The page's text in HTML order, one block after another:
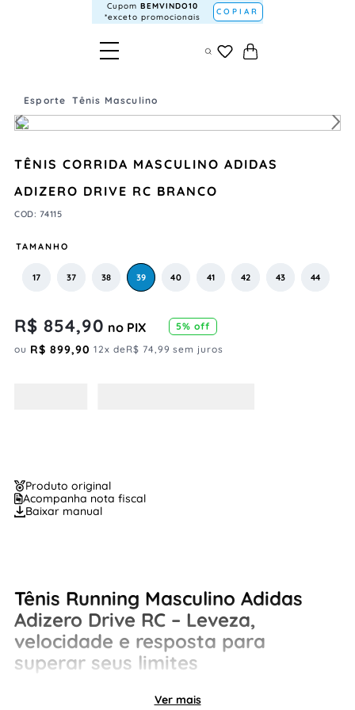
Cupom BEMVINDO10
*exceto promocionais
COPIAR
Esporte Tênis Masculino
TÊNIS CORRIDA MASCULINO ADIDAS
ADIZERO DRIVE RC BRANCO
COD: 74115
TAMANHO
17 37 38 39 40 41 42 43 44
R$ 854,90 no PIX 5% off
ou R$ 899,90 12x deR$ 74,99 sem juros
Produto original
Acompanha nota fiscal
Baixar manual
Tênis Running Masculino Adidas
Adizero Drive RC – Leveza,
velocidade e resposta para
superar seus limites
Adidas Adizero Drive RCfoi desenvolvido para
Ver mais